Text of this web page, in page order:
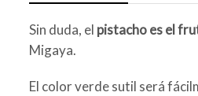
Sin duda, el pistacho es el
Migaya.
El color verde sutil será